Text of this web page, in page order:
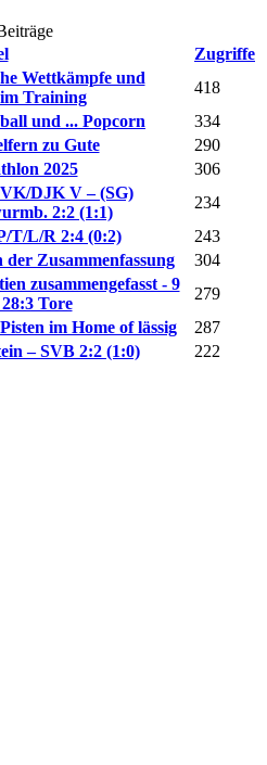
Zugriffe
Wettkämpfe und
Training
418
und ... Popcorn
334
zu Gute
290
2025
306
DJK V – (SG)
2:2 (1:1)
234
T/L/R 2:4 (0:2)
243
Zusammenfassung
304
zusammengefasst - 9
Tore
279
im Home of lässig
287
– SVB 2:2 (1:0)
222